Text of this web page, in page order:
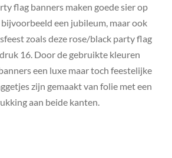
flag banners maken goede sier op
een jubileum, maar ook
zoals deze rose/black party flag
16. Door de gebruikte kleuren
een luxe maar toch feestelijke
zijn gemaakt van folie met een
aan beide kanten.